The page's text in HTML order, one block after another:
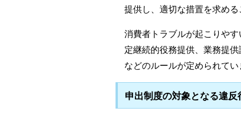
提供し、適切な措置を求める
消費者トラブルが起こりや
定継続的役務提供、業務提
などのルールが定められてい
申出制度の対象となる違反